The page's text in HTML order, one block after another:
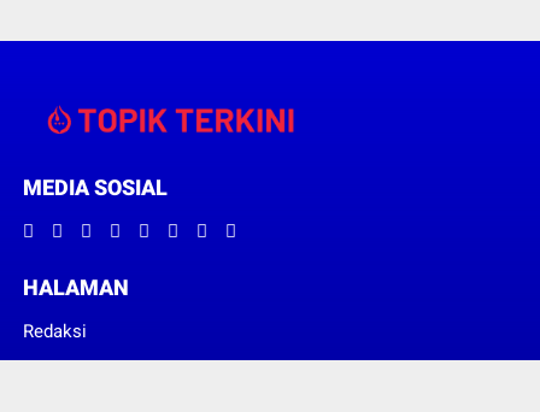
MEDIA SOSIAL
HALAMAN
Redaksi